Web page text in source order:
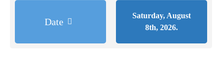
Date
Saturday, August
8th, 2026.